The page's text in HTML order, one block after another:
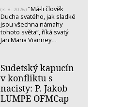
(3. 8. 2026) “Má-li člověk
Ducha svatého, jak sladké
jsou všechna námahy
tohoto světa“, říká svatý
Jan Maria Vianney…
Sudetský kapucín
v konfliktu s
nacisty: P. Jakob
LUMPE OFMCap